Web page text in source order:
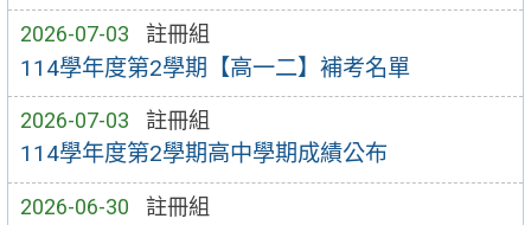
2026-07-03 註冊組
114學年度第2學期【高一二】補考名單
2026-07-03 註冊組
114學年度第2學期高中學期成績公布
2026-06-30 註冊組